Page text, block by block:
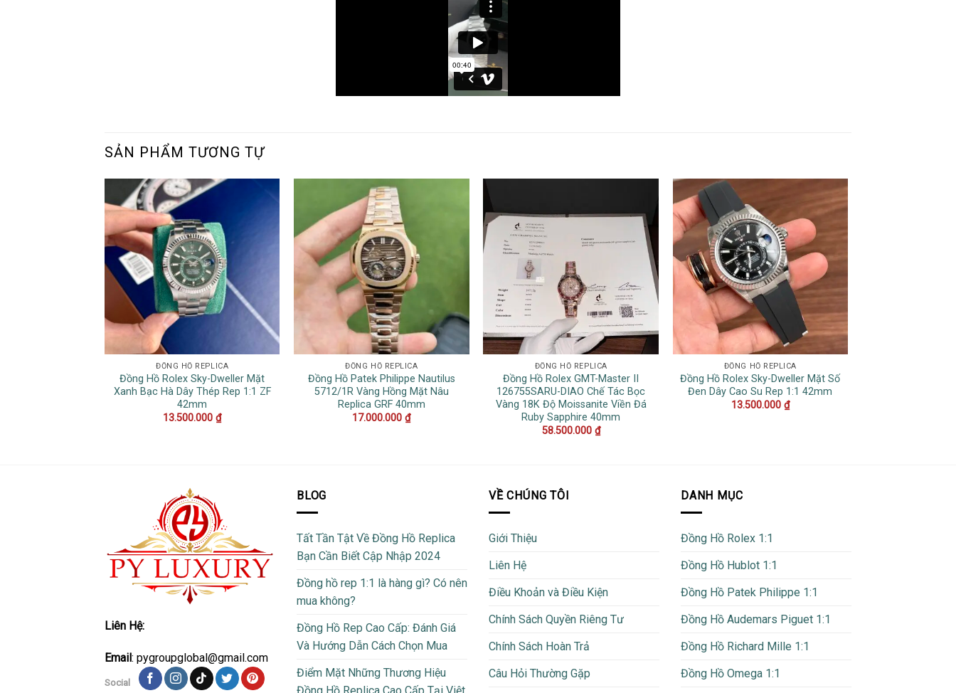
SẢN PHẨM TƯƠNG TỰ
ĐỒNG HỒ REPLICA
Đồng Hồ Rolex Sky-Dweller Mặt
Xanh Bạc Hà Dây Thép Rep 1:1 ZF
42mm
13.500.000₫
ĐỒNG HỒ REPLICA
Đồng Hồ Patek Philippe Nautilus
5712/1R Vàng Hồng Mặt Nâu
Replica GRF 40mm
17.000.000₫
ĐỒNG HỒ REPLICA
Đồng Hồ Rolex GMT-Master II
126755SARU-DIAO Chế Tác Bọc
Vàng 18K Độ Moissanite Viền Đá
Ruby Sapphire 40mm
58.500.000 ₫
ĐỒNG HỒ REPLICA
Đồng Hồ Rolex Sky-Dweller Mặt Số
Đen Dây Cao Su Rep 1:1 42mm
13.500.000 ₫
Liên Hệ:
Email : pygroupglobal@gmail.com
Social
BLOG
Tất Tần Tật Về Đồng Hồ Replica
Bạn Cần Biết Cập Nhập 2024
Đồng hồ rep 1:1 là hàng gì? Có nên
mua không?
Đồng Hồ Rep Cao Cấp: Đánh Giá
Và Hướng Dẫn Cách Chọn Mua
Điểm Mặt Những Thương Hiệu
VỀ CHÚNG TÔI
Giới Thiệu
Liên Hệ
Điều Khoản và Điều Kiện
Chính Sách Quyền Riêng Tư
Chính Sách Hoàn Trả
Câu Hỏi Thường Gặp
DANH MỤC
Đồng Hồ Rolex 1:1
Đồng Hồ Hublot 1:1
Đồng Hồ Patek Philippe 1:1
Đồng Hồ Audemars Piguet 1:1
Đồng Hồ Richard Mille 1:1
Đồng Hồ Omega 1:1